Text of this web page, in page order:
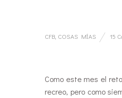
CFB COSAS MÍAS 15
Como este mes el
recreo, pero como